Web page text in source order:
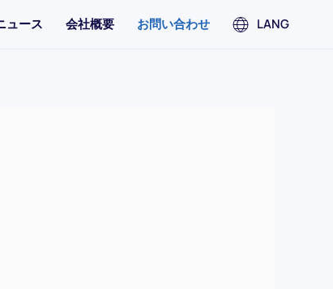
ュース 会社概要 お問い合わせ LANG